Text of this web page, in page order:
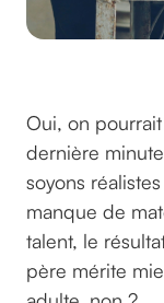
Oui, on
dernière
soyons
manque de
talent, le
père mérite